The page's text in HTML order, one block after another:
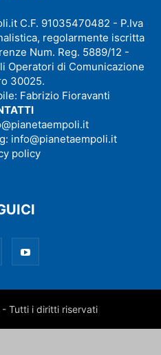
C.F. 91035470482 - P.Iva
regolarmente iscritta
Num. Reg. 5889/12 -
Operatori di Comunicazione
30025.
Fabrizio Fioravanti
info@pianetaempoli.it
policy
Tutti i diritti riservati